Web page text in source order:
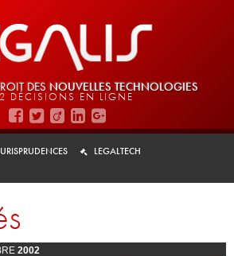
DES NOUVELLES TECHNOLOGIES
DÉCISIONS EN LIGNE
LEGALTECH
2002